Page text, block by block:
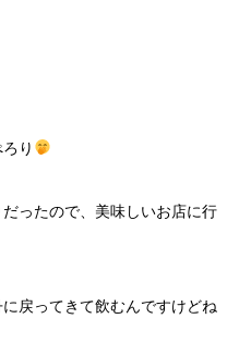
り
ったので、美味しいお店に行
戻ってきて飲むんですけどね